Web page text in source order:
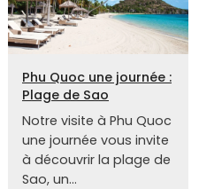
Phu Quoc une journée :
Plage de Sao
Notre visite à Phu Quoc
une journée vous invite
à découvrir la plage de
Sao, un...